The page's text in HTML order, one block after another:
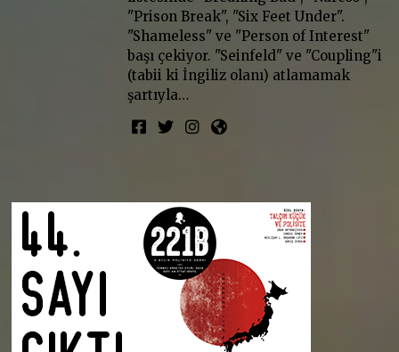
"Prison Break", "Six Feet Under".
"Shameless" ve "Person of Interest"
başı çekiyor. "Seinfeld" ve "Coupling"i
(tabii ki İngiliz olanı) atlamamak
şartıyla…